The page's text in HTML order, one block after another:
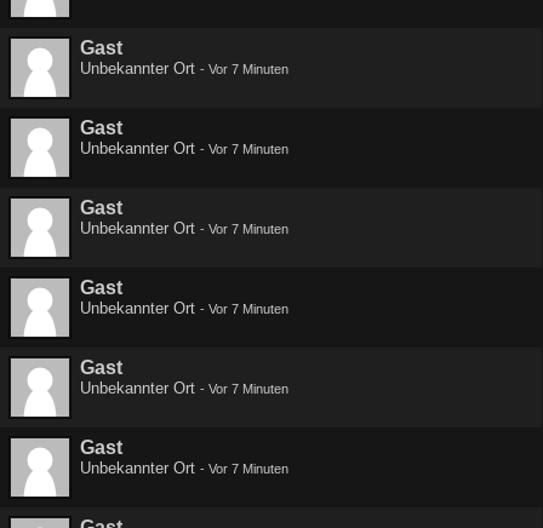
Gast
Unbekannter Ort - Vor 7 Minuten
Gast
Unbekannter Ort - Vor 7 Minuten
Gast
Unbekannter Ort - Vor 7 Minuten
Gast
Unbekannter Ort - Vor 7 Minuten
Gast
Unbekannter Ort - Vor 7 Minuten
Gast
Unbekannter Ort - Vor 7 Minuten